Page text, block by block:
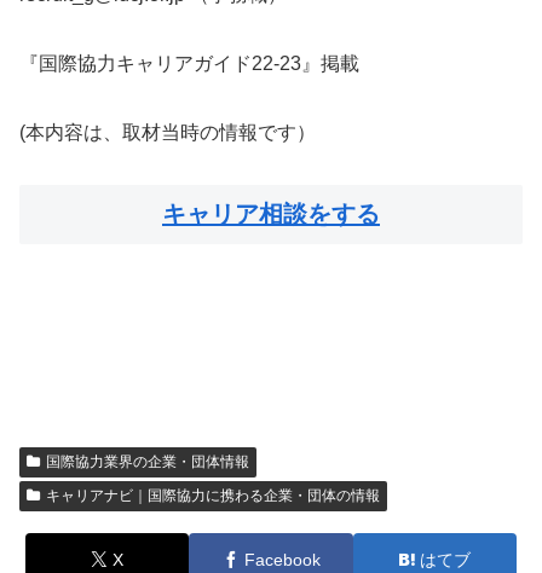
『国際協力キャリアガイド22-23』掲載
(本内容は、取材当時の情報です）
キャリア相談をする
国際協力業界の企業・団体情報
キャリアナビ｜国際協力に携わる企業・団体の情報
X Facebook はてブ